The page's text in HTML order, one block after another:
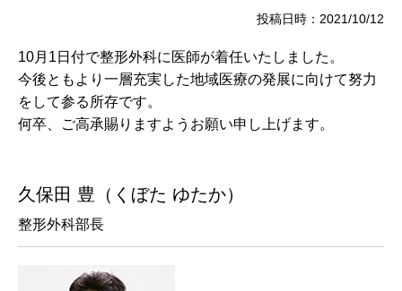
投稿日時：2021/10/12
10月1日付で整形外科に医師が着任いたしました。
今後ともより一層充実した地域医療の発展に向けて努力
をして参る所存です。
何卒、ご高承賜りますようお願い申し上げます。
久保田 豊（くぼた ゆたか）
整形外科部長